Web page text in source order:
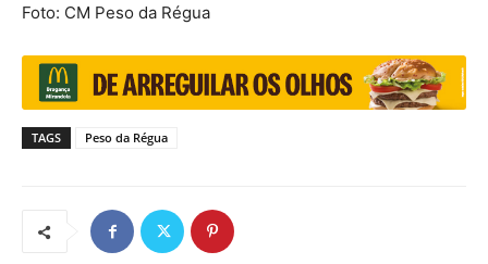
Foto: CM Peso da Régua
TAGS Peso da Régua